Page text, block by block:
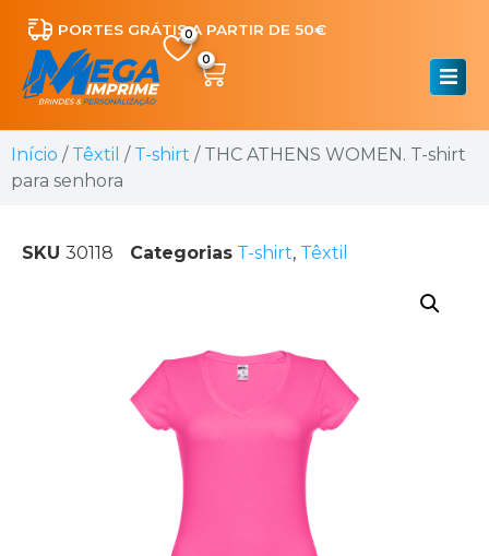
PORTES GRÁTIS A PARTIR DE 50€
0
Início / Têxtil / T-shirt / THC ATHENS WOMEN. T-shirt
para senhora
SKU 30118 Categorias T-shirt, Têxtil